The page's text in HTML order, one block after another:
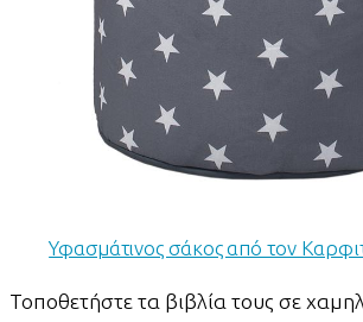
Υφασμάτινος σάκος από τον
Τοποθετήστε τα βιβλία τους σε